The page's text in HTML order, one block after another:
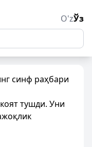
O'zЎз
синф раҳбари
тушди. Уни